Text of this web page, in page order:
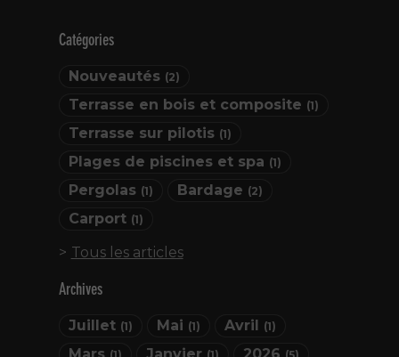
Catégories
Nouveautés (2)
Terrasse en bois et composite (1)
Terrasse sur pilotis (1)
Plages de piscines et spa (1)
Pergolas (1) Bardage (2)
Carport (1)
Tous les articles
Archives
Juillet (1) Mai (1) Avril (1)